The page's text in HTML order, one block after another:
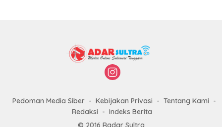
Pedoman Media Siber Kebijakan Privasi
Tentang Kami
Redaksi
Indeks Berita
© 2016 Radar Sultra